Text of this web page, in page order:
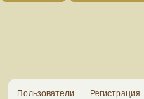
Пользователи Регистрация